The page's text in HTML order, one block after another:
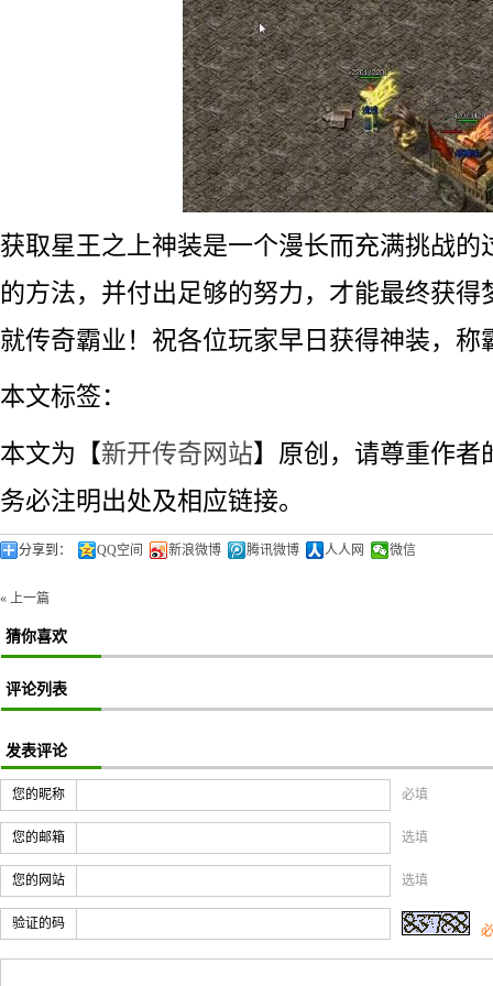
获取星王之上神装是一个漫长而充满挑战的
的方法，并付出足够的努力，才能最终获得
就传奇霸业！祝各位玩家早日获得神装，称
本文标签：
本文为【新开传奇网站】原创，请尊重作者
务必注明出处及相应链接。
分享到： QQ空间 新浪微博 腾讯微博 人人网 微信
« 上一篇
猜你喜欢
评论列表
发表评论
您的昵称 必填
您的邮箱 选填
您的网站 选填
验证的码